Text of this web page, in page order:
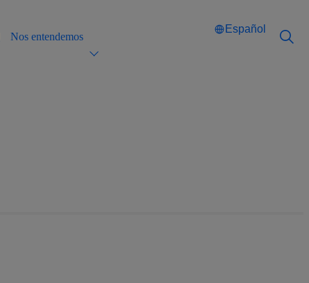
Nos entendemos
Español